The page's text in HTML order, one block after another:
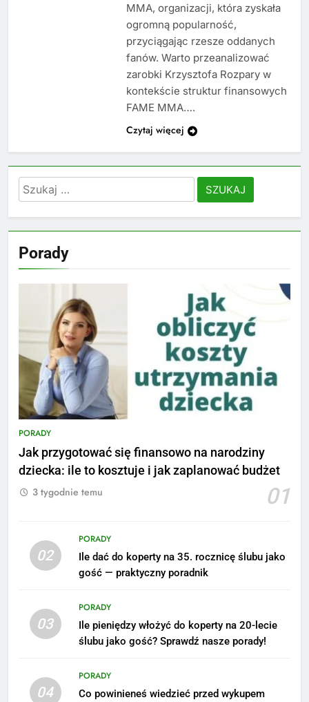
MMA, organizacji, która zyskała
ogromną popularność,
przyciągając rzesze oddanych
fanów. Warto przeanalizować
zarobki Krzysztofa Rozpary w
kontekście struktur finansowych
FAME MMA….
Czytaj więcej
Szukaj:
Porady
PORADY
Jak przygotować się finansowo na narodziny
dziecka: ile to kosztuje i jak zaplanować budżet
01
3 tygodnie temu
02
PORADY
Ile dać do koperty na 35. rocznicę ślubu jako
gość — praktyczny poradnik
03
PORADY
Ile pieniędzy włożyć do koperty na 20-lecie
ślubu jako gość? Sprawdź nasze porady!
04
PORADY
Co powinieneś wiedzieć przed wykupem